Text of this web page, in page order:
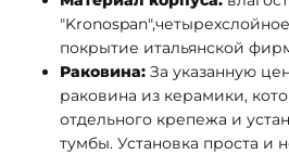
покрытие итальянской
Раковина: За указанную
раковина из керамики,
отдельного крепежа и
тумбы. Установка проста и